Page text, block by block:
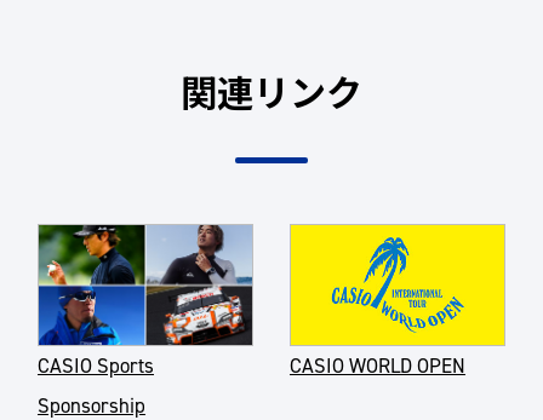
関連リンク
CASIO Sports
Sponsorship
CASIO WORLD OPEN